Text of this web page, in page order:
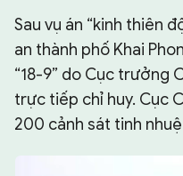
Sau vụ án “kinh thiên
an thành phố Khai
“18-9” do Cục trưởng
trực tiếp chỉ huy. Cục
200 cảnh sát tinh